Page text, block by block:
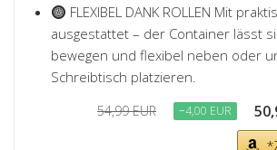
FLEXIBEL DANK ROLLEN Mit
ausgestattet – der Container lässt
bewegen und flexibel neben oder
Schreibtisch platzieren.
54,99 EUR −4,00 EUR